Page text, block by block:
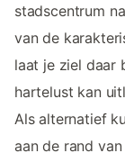
stadscentrum
van de
laat je ziel daar
hartelust kan
Als alternatief
aan de rand